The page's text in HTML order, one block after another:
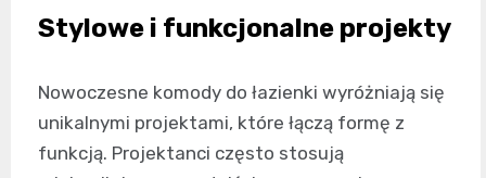
Stylowe i funkcjonalne projekty
Nowoczesne komody do łazienki wyróżniają się
unikalnymi projektami, które łączą formę z
funkcją. Projektanci często stosują